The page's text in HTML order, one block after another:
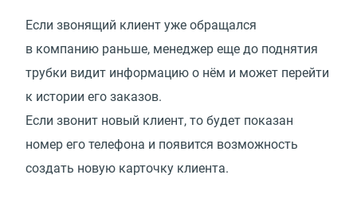
Если звонящий клиент уже обращался
в компанию раньше, менеджер еще до поднятия
трубки видит информацию о нём и может перейти
к истории его заказов.
Если звонит новый клиент, то будет показан
номер его телефона и появится возможность
создать новую карточку клиента.